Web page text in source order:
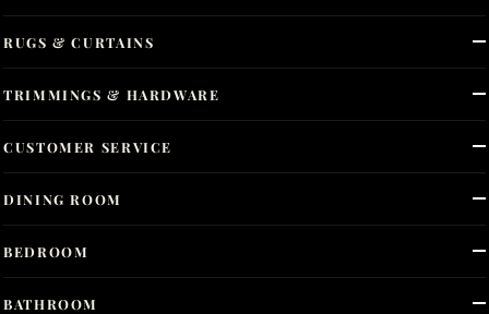
DINING ROOM
BEDROOM
BATHROOM
RUGS & CURTAINS
TRIMMINGS & HARDWARE
CUSTOMER SERVICE